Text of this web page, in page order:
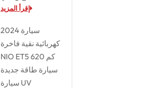
إقرأ المزيد
2024 سيارة
كهربائية نقية فاخرة
NIO ET5 620 كم
سيارة طاقة جديدة
سيارة UV